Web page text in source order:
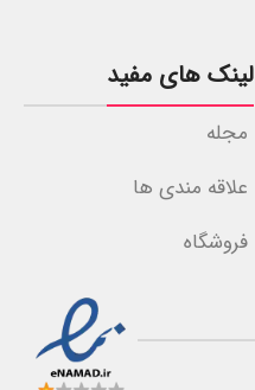
لینک های مفید
مجله
علاقه مندی ها
فروشگاه